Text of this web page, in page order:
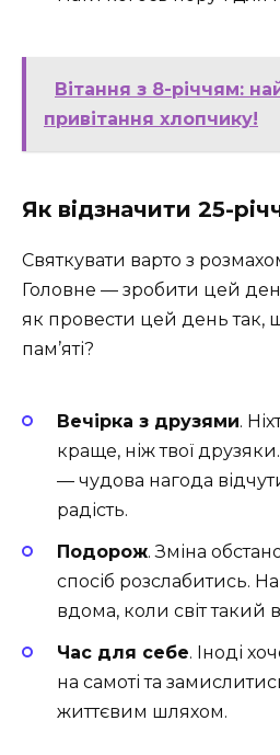
Вітання з 8-річчям:
привітання хлопчику!
Як відзначити 25-
Святкувати варто з
Головне — зробити цей
як провести цей день так,
пам’яті?
Вечірка з друзями.
краще, ніж твої
— чудова нагода
радість.
Подорож. Зміна
спосіб розслабитись.
вдома, коли світ такий
Час для себе. Іноді
на самоті та
життєвим шляхом.